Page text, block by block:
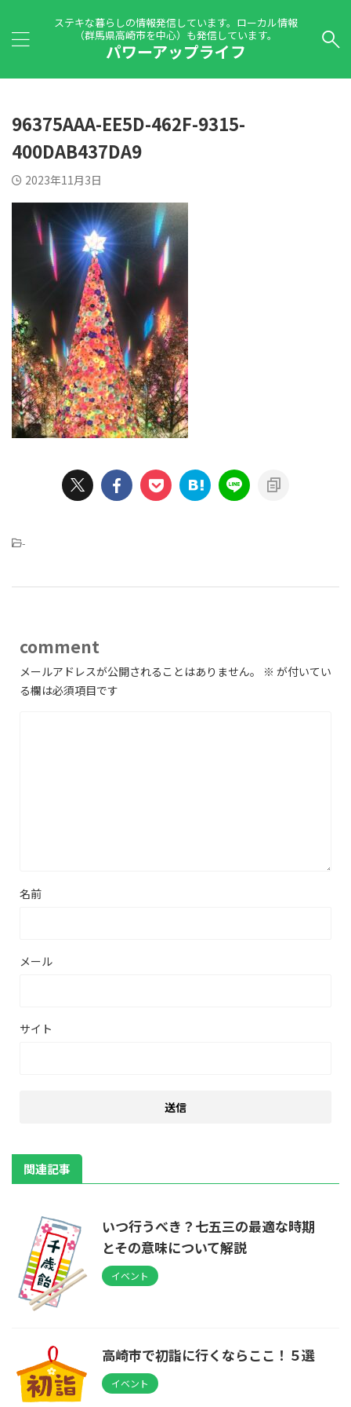
ステキな暮らしの情報発信しています。ローカル情報
（群馬県高崎市を中心）も発信しています。
パワーアップライフ
96375AAA-EE5D-462F-9315-
400DAB437DA9
2023年11月3日
-
comment
メールアドレスが公開されることはありません。 ※ が付いてい
る欄は必須項目です
名前
メール
サイト
関連記事
いつ行うべき？七五三の最適な時期
とその意味について解説
イベント
高崎市で初詣に行くならここ！５選
イベント